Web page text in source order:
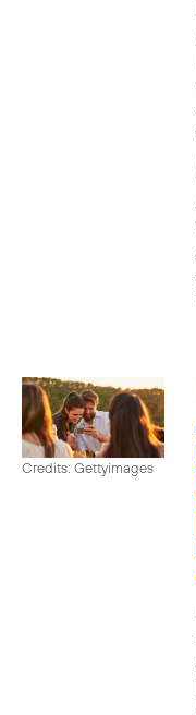
Credits: Gettyimages